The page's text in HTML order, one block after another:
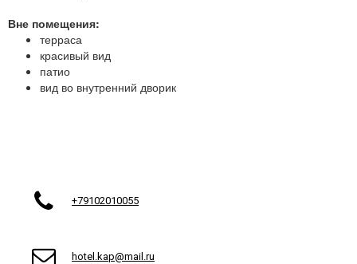
Вне помещения:
терраса
красивый вид
патио
вид во внутренний дворик
 +79102010055
 hotel.kap@mail.ru